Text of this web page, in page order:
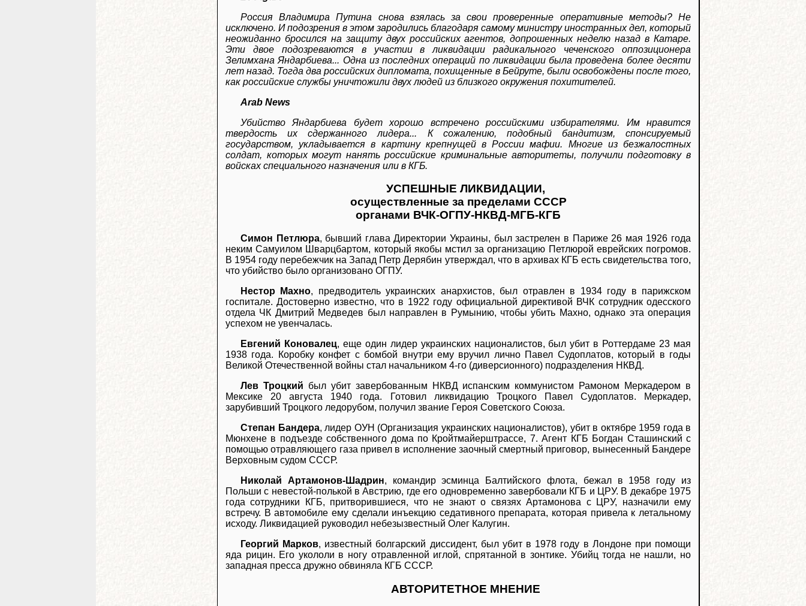
Россия Владимира Путина снова взялась за свои проверенные оперативные методы? Не
исключено. И подозрения в этом зародились благодаря самому министру иностранных дел, который
неожиданно бросился на защиту двух российских агентов, допрошенных неделю назад в Катаре.
Эти двое подозреваются в участии в ликвидации радикального чеченского оппозиционера
Зелимхана Яндарбиева... Одна из последних операций по ликвидации была проведена более десяти
лет назад. Тогда два российских дипломата, похищенные в Бейруте, были освобождены после того,
как российские службы уничтожили двух людей из близкого окружения похитителей.
Arab News
Убийство Яндарбиева будет хорошо встречено российскими избирателями. Им нравится
твердость их сдержанного лидера... К сожалению, подобный бандитизм, спонсируемый
государством, укладывается в картину крепнущей в России мафии. Многие из безжалостных
солдат, которых могут нанять российские криминальные авторитеты, получили подготовку в
войсках специального назначения или в КГБ.
УСПЕШНЫЕ ЛИКВИДАЦИИ,
осуществленные за пределами СССР
органами ВЧК-ОГПУ-НКВД-МГБ-КГБ
Симон Петлюра, бывший глава Директории Украины, был застрелен в Париже 26 мая 1926 года
неким Самуилом Шварцбартом, который якобы мстил за организацию Петлюрой еврейских погромов.
В 1954 году перебежчик на Запад Петр Дерябин утверждал, что в архивах КГБ есть свидетельства того,
что убийство было организовано ОГПУ.
Нестор Махно, предводитель украинских анархистов, был отравлен в 1934 году в парижском
госпитале. Достоверно известно, что в 1922 году официальной директивой ВЧК сотрудник одесского
отдела ЧК Дмитрий Медведев был направлен в Румынию, чтобы убить Махно, однако эта операция
успехом не увенчалась.
Евгений Коновалец, еще один лидер украинских националистов, был убит в Роттердаме 23 мая
1938 года. Коробку конфет с бомбой внутри ему вручил лично Павел Судоплатов, который в годы
Великой Отечественной войны стал начальником 4-го (диверсионного) подразделения НКВД.
Лев Троцкий был убит завербованным НКВД испанским коммунистом Рамоном Меркадером в
Мексике 20 августа 1940 года. Готовил ликвидацию Троцкого Павел Судоплатов. Меркадер,
зарубивший Троцкого ледорубом, получил звание Героя Советского Союза.
Степан Бандера, лидер ОУН (Организация украинских националистов), убит в октябре 1959 года в
Мюнхене в подъезде собственного дома по Кройтмайерштрассе, 7. Агент КГБ Богдан Сташинский с
помощью отравляющего газа привел в исполнение заочный смертный приговор, вынесенный Бандере
Верховным судом СССР.
Николай Артамонов-Шадрин, командир эсминца Балтийского флота, бежал в 1958 году из
Польши с невестой-полькой в Австрию, где его одновременно завербовали КГБ и ЦРУ. В декабре 1975
года сотрудники КГБ, притворившиеся, что не знают о связях Артамонова с ЦРУ, назначили ему
встречу. В автомобиле ему сделали инъекцию седативного препарата, которая привела к летальному
исходу. Ликвидацией руководил небезызвестный Олег Калугин.
Георгий Марков, известный болгарский диссидент, был убит в 1978 году в Лондоне при помощи
яда рицин. Его укололи в ногу отравленной иглой, спрятанной в зонтике. Убийц тогда не нашли, но
западная пресса дружно обвиняла КГБ СССР.
АВТОРИТЕТНОЕ МНЕНИЕ